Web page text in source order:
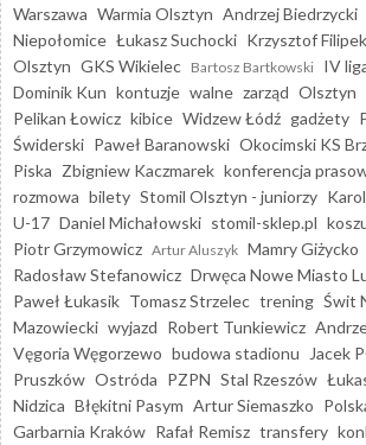
Warszawa Warmia Olsztyn Andrzej Biedrzycki
Niepołomice Łukasz Suchocki Krzysztof Filipek
Olsztyn GKS Wikielec Bartosz Bartkowski IV
Dominik Kun kontuzje walne zarząd Olsztyn
Pelikan Łowicz kibice Widzew Łódź gadżety
Świderski Paweł Baranowski Okocimski KS
Piska Zbigniew Kaczmarek konferencja
rozmowa bilety Stomil Olsztyn - juniorzy
U-17 Daniel Michałowski stomil-sklep.pl
Piotr Grzymowicz Artur Aluszyk Mamry Giżycko
Radosław Stefanowicz Drwęca Nowe Miasto
Paweł Łukasik Tomasz Strzelec trening Świt
Mazowiecki wyjazd Robert Tunkiewicz
Vęgoria Węgorzewo budowa stadionu Jacek
Pruszków Ostróda PZPN Stal Rzeszów
Nidzica Błękitni Pasym Artur Siemaszko
Garbarnia Kraków Rafał Remisz transfery